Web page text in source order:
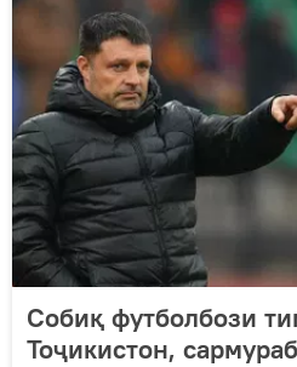
Cобиқ футболбози
Тоҷикистон,